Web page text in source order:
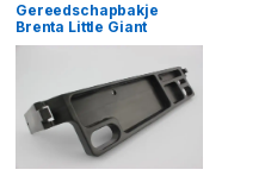
Gereedschapbakje
Brenta Little Giant